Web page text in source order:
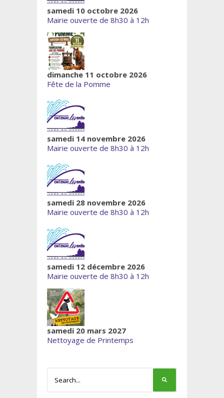
samedi 10 octobre 2026
Mairie ouverte de 8h30 à 12h
dimanche 11 octobre 2026
Fête de la Pomme
samedi 14 novembre 2026
Mairie ouverte de 8h30 à 12h
samedi 28 novembre 2026
Mairie ouverte de 8h30 à 12h
samedi 12 décembre 2026
Mairie ouverte de 8h30 à 12h
samedi 20 mars 2027
Nettoyage de Printemps